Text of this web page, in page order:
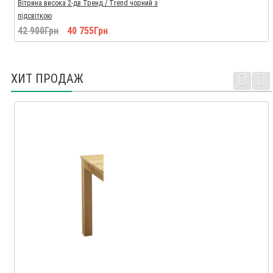
Вітрина висока 2-дв Тренд / Trend чорний з
підсвіткою
42 900Грн 40 755Грн
ХИТ ПРОДАЖ